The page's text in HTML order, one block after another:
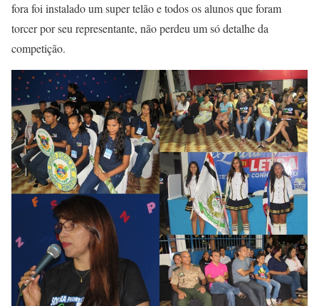
fora foi instalado um super telão e todos os alunos que foram
torcer por seu representante, não perdeu um só detalhe da
competição.